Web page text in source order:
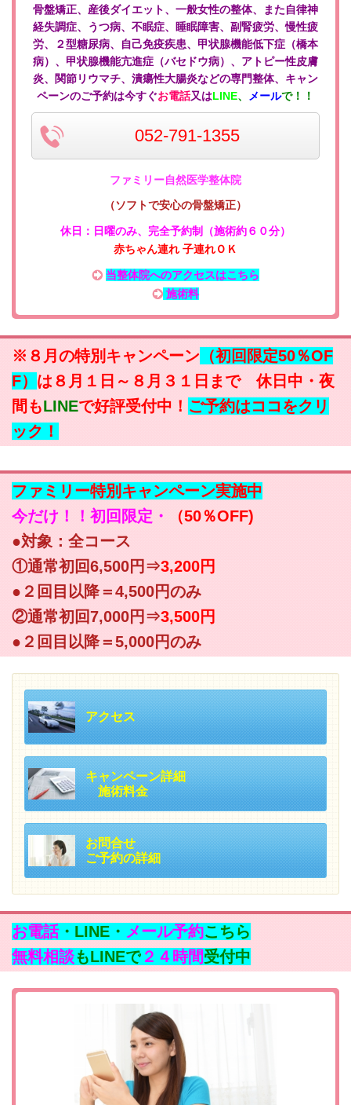
骨盤矯正、産後ダイエット、一般女性の整体、また自律神
経失調症、うつ病、不眠症、睡眠障害、副腎疲労、慢性疲
労、２型糖尿病、自己免疫疾患、甲状腺機能低下症（橋本
病）、甲状腺機能亢進症（バセドウ病）、アトピー性皮膚
炎、関節リウマチ、潰瘍性大腸炎などの専門整体、キャン
ペーンのご予約は今すぐお電話又はLINE、 メールで！！
052-791-1355
ファミリー自然医学整体院
（ソフトで安心の骨盤矯正）
休日：日曜のみ、 完全予約制（施術約６０分）
赤ちゃん連れ 子連れＯＫ
当整体院へのアクセスはこちら
施術料
※８月の特別キャンペーン （初回限定50％OF
F） は８月１日～８月３１日まで 休日中・夜
間もLINEで好評受付中！ ご予約はココをクリ
ック！
ファミリー特別キャンペーン実施中
今だけ！！初回限定・
（50％OFF)
●対象：全コース
①通常初回6,500円⇒3,200円
●２回目以降＝4,500円のみ
②通常初回7,000円⇒3,500円
●２回目以降＝5,000円のみ
アクセス
キャンペーン詳細
施術料金
お問合せ
ご予約の詳細
お電話 ・LINE・ メール予約こちら
無料相談もLINEで ２４時間受付中